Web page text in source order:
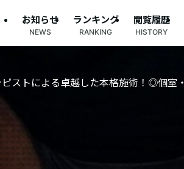
お知らせ
NEWS
ランキング
RANKING
閲覧履歴
HISTORY
ストによる卓越した本格施術！◎個室